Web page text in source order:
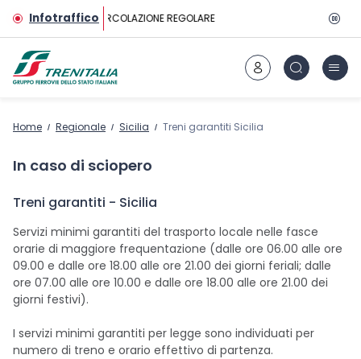
Vai al contenuto principale
InfotrafficoCIRCOLAZIONE REGOLARE
Home Regionale Sicilia Treni garantiti Sicilia
In caso di sciopero
Treni garantiti - Sicilia
Servizi minimi garantiti del trasporto locale nelle fasce
orarie di maggiore frequentazione (dalle ore 06.00 alle ore
09.00 e dalle ore 18.00 alle ore 21.00 dei giorni feriali; dalle
ore 07.00 alle ore 10.00 e dalle ore 18.00 alle ore 21.00 dei
giorni festivi).
I servizi minimi garantiti per legge sono individuati per
numero di treno e orario effettivo di partenza.